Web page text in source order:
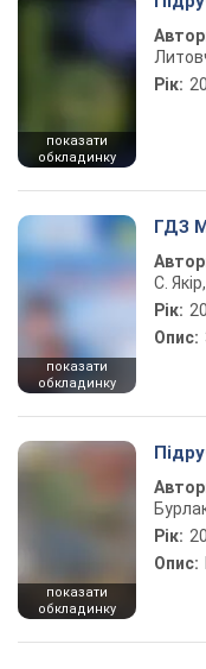
показати
обкладинку
Рік:
показати
обкладинку
ГДЗ
С.
Рік:
Опис:
показати
обкладинку
Рік:
Опис: